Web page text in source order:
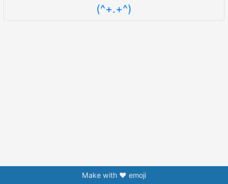
(^+.+^)
Make with ❤️ emoji